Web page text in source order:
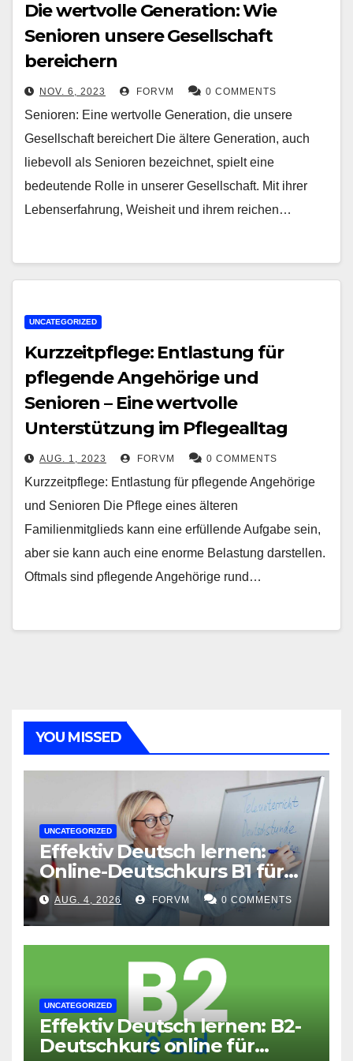
Die wertvolle Generation: Wie
Senioren unsere Gesellschaft
bereichern
NOV. 6, 2023 FORVM 0 COMMENTS
Senioren: Eine wertvolle Generation, die unsere
Gesellschaft bereichert Die ältere Generation, auch
liebevoll als Senioren bezeichnet, spielt eine
bedeutende Rolle in unserer Gesellschaft. Mit ihrer
Lebenserfahrung, Weisheit und ihrem reichen…
UNCATEGORIZED
Kurzzeitpflege: Entlastung für
pflegende Angehörige und
Senioren – Eine wertvolle
Unterstützung im Pflegealltag
AUG. 1, 2023 FORVM 0 COMMENTS
Kurzzeitpflege: Entlastung für pflegende Angehörige
und Senioren Die Pflege eines älteren
Familienmitglieds kann eine erfüllende Aufgabe sein,
aber sie kann auch eine enorme Belastung darstellen.
Oftmals sind pflegende Angehörige rund…
YOU MISSED
UNCATEGORIZED
Effektiv Deutsch lernen:
Online-Deutschkurs B1 für
flexible Lernerfolge
AUG. 4, 2026 FORVM 0 COMMENTS
UNCATEGORIZED
Effektiv Deutsch lernen: B2-
Deutschkurs online für